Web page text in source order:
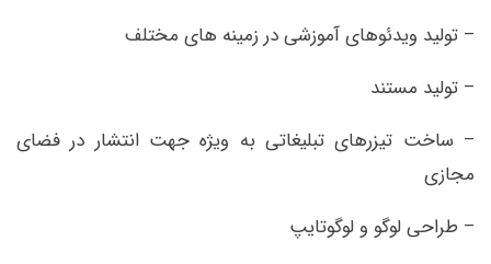
– تولید ویدئوهای آموزشی در زمینه های مختلف
– تولید مستند
– ساخت تیزرهای تبلیغاتی به ویژه جهت انتشار در فضای
مجازی
– طراحی لوگو و لوگوتایپ